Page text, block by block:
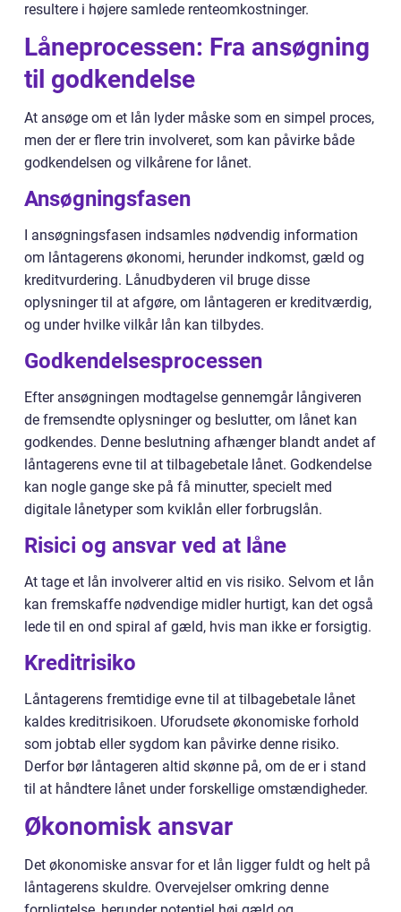
resultere i højere samlede renteomkostninger.
Låneprocessen: Fra ansøgning
til godkendelse
At ansøge om et lån lyder måske som en simpel proces,
men der er flere trin involveret, som kan påvirke både
godkendelsen og vilkårene for lånet.
Ansøgningsfasen
I ansøgningsfasen indsamles nødvendig information
om låntagerens økonomi, herunder indkomst, gæld og
kreditvurdering. Lånudbyderen vil bruge disse
oplysninger til at afgøre, om låntageren er kreditværdig,
og under hvilke vilkår lån kan tilbydes.
Godkendelsesprocessen
Efter ansøgningen modtagelse gennemgår långiveren
de fremsendte oplysninger og beslutter, om lånet kan
godkendes. Denne beslutning afhænger blandt andet af
låntagerens evne til at tilbagebetale lånet. Godkendelse
kan nogle gange ske på få minutter, specielt med
digitale lånetyper som kviklån eller forbrugslån.
Risici og ansvar ved at låne
At tage et lån involverer altid en vis risiko. Selvom et lån
kan fremskaffe nødvendige midler hurtigt, kan det også
lede til en ond spiral af gæld, hvis man ikke er forsigtig.
Kreditrisiko
Låntagerens fremtidige evne til at tilbagebetale lånet
kaldes kreditrisikoen. Uforudsete økonomiske forhold
som jobtab eller sygdom kan påvirke denne risiko.
Derfor bør låntageren altid skønne på, om de er i stand
til at håndtere lånet under forskellige omstændigheder.
Økonomisk ansvar
Det økonomiske ansvar for et lån ligger fuldt og helt på
låntagerens skuldre. Overvejelser omkring denne